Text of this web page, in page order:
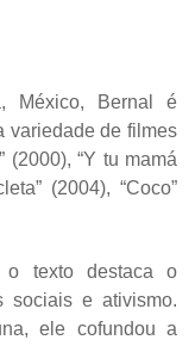
México, Bernal é
variedade de filmes
(2000), “Y tu mamá
(2004), “Coco”
o texto destaca o
sociais e ativismo.
ele cofundou a